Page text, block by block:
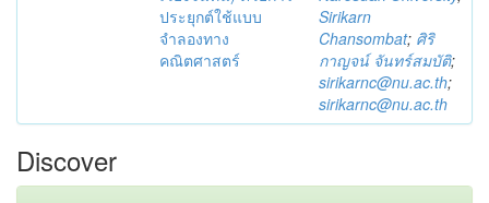
ประยุกต์ใช้แบบ
จำลองทาง
คณิตศาสตร์
Sirikarn
Chansombat; ศิริ
กาญจน์ จันทร์สมบัติ;
sirikarnc@nu.ac.th;
sirikarnc@nu.ac.th
Discover